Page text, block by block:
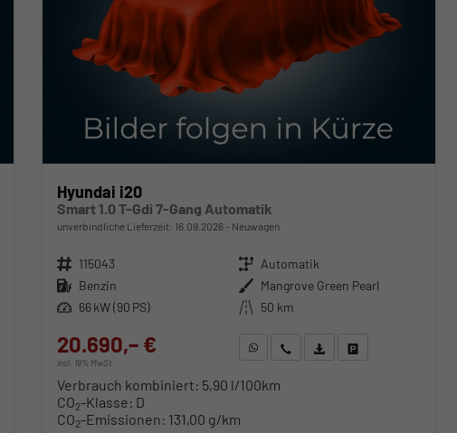
Hyundai i20
Smart 1.0 T-Gdi 7-Gang Automatik
unverbindliche Lieferzeit: 16.09.2026 Neuwagen
Fahrzeugnr. 115043 Getriebe Automatik
Kraftstoff Benzin Außenfarbe Mangrove Green Pearl
Leistung 66 kW (90 PS) Kilometerstand 50 km
20.690,– €
incl. 19% MwSt.
WhatsApp anfragen
Wir rufen Sie anFahrzeugexposé (PDF)
Fahrzeug parken
Verbrauch kombiniert: 5,90 l/100km
CO2-Klasse: D
CO2-Emissionen: 131,00 g/km